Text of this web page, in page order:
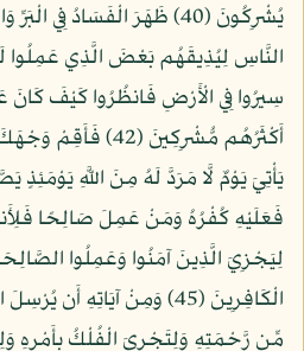
يُشْرِكُونَ (40) ظَهَرَ الْفَسَادُ
سِيرُوا فِي الْأَرْضِ فَانظُرُوا كَيْفَ
أَكْثَرُهُم مُّشْرِكِينَ
لِيَجْزِيَ الَّذِينَ آمَنُوا وَعَمِلُوا
الْكَافِرِينَ (45) وَمِنْ آيَاتِهِ
مِّن رَّحْمَتِهِ وَلِتَجْرِيَ الْفُلْكُ بِأَمْرِهِ